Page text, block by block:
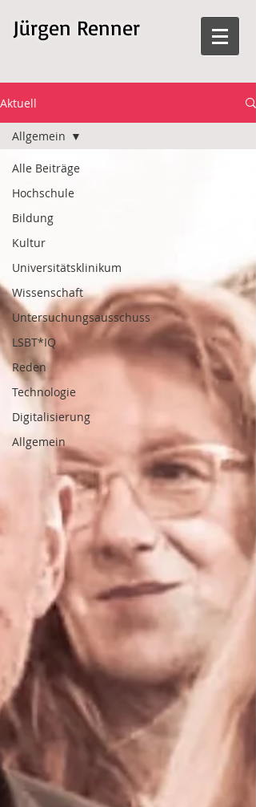
Jürgen Renner
Aktuell
Alle Beiträge
Hochschule
Bildung
Kultur
Universitätsklinikum
Wissenschaft
Untersuchungsausschuss
LSBT*IQ
Reden
Technologie
Digitalisierung
Allgemein
Allgemein